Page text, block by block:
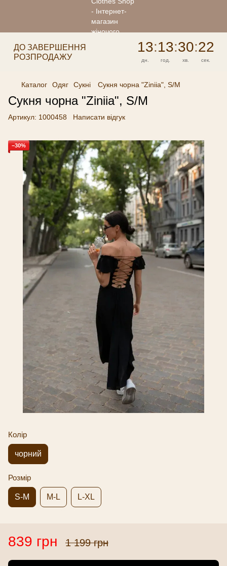
ДО ЗАВЕРШЕННЯ
РОЗПРОДАЖУ
13:13:30:22
дн. год. хв. сек.
Каталог Одяг Сукні Сукня чорна "Ziniia", S/M
Сукня чорна "Ziniia", S/M
Артикул: 1000458 Написати відгук
−30%
Колір
чорний
Розмір
S-M M-L L-XL
839 грн 1 199 грн